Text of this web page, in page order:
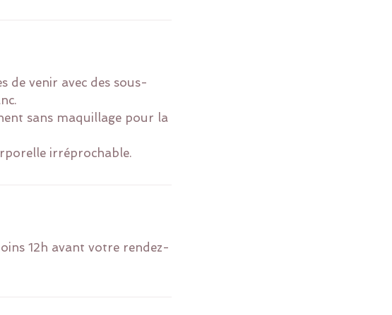
de venir avec des sous-
sans maquillage pour la
12h avant votre rendez-